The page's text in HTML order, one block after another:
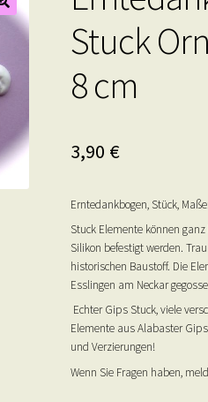
Stuck
8 cm
3,90 €
Erntedankbogen, Stück,
Stuck Elemente können
Silikon befestigt werden.
historischen Baustoff. Die
Esslingen am Neckar
Echter Gips Stuck, viele
Elemente aus Alabaster
und Verzierungen!
Wenn Sie Fragen haben,